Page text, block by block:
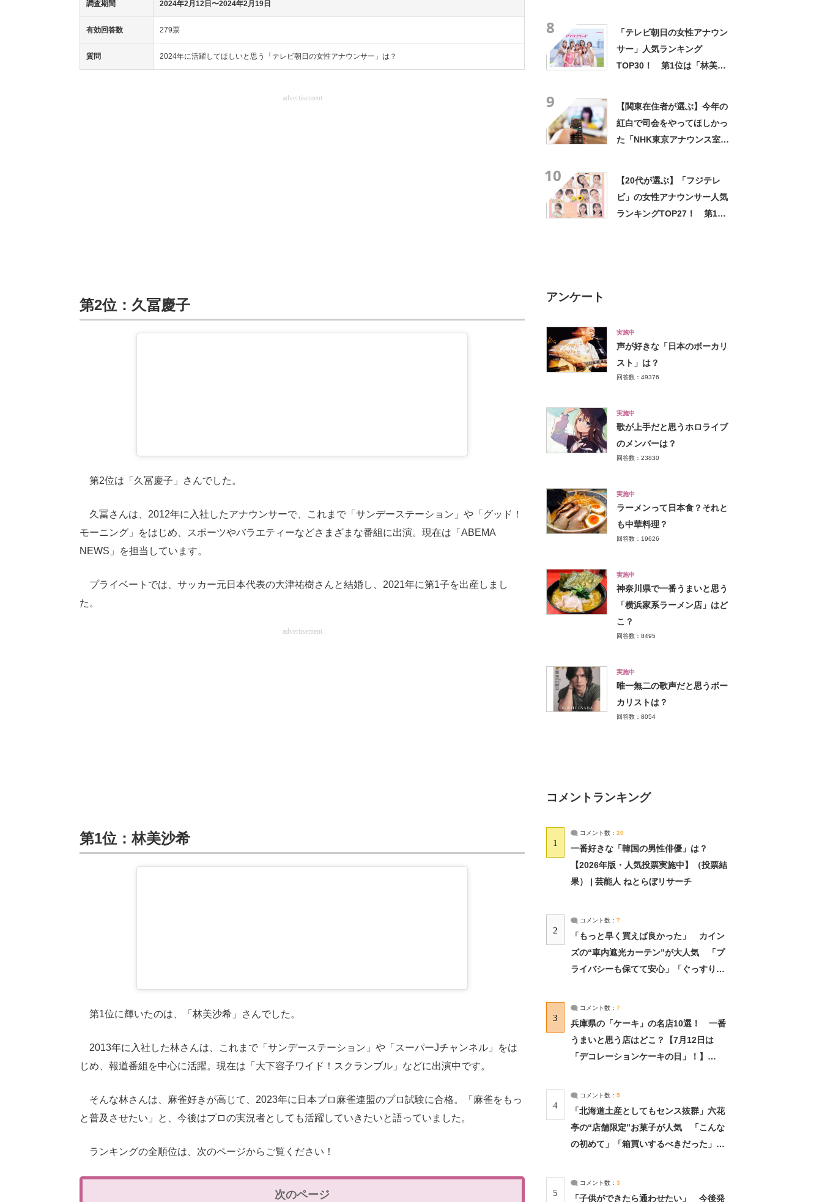
調査期間 2024年2月12日〜2024年2月19日
有効回答数 279票
質問 2024年に活躍してほしいと思う「テレビ朝日の女性アナウンサー」は？
advertisement
第2位：久冨慶子
第2位は「久冨慶子」さんでした。
久冨さんは、2012年に入社したアナウンサーで、これまで「サンデーステーション」や「グッド！
モーニング」をはじめ、スポーツやバラエティーなどさまざまな番組に出演。現在は「ABEMA
NEWS」を担当しています。
プライベートでは、サッカー元日本代表の大津祐樹さんと結婚し、2021年に第1子を出産しまし
た。
advertisement
第1位：林美沙希
第1位に輝いたのは、「林美沙希」さんでした。
2013年に入社した林さんは、これまで「サンデーステーション」や「スーパーJチャンネル」をは
じめ、報道番組を中心に活躍。現在は「大下容子ワイド！スクランブル」などに出演中です。
そんな林さんは、麻雀好きが高じて、2023年に日本プロ麻雀連盟のプロ試験に合格。「麻雀をもっ
と普及させたい」と、今後はプロの実況者としても活躍していきたいと語っていました。
ランキングの全順位は、次のページからご覧ください！
8
「テレビ朝日の女性アナウン
サー」人気ランキング
TOP30！ 第1位は「林美沙
9
【関東在住者が選ぶ】今年の
紅白で司会をやってほしかっ
た「NHK東京アナウンス室の
10
【20代が選ぶ】「フジテレ
ビ」の女性アナウンサー人気
ランキングTOP27！ 第1位
アンケート
実施中
声が好きな「日本のボーカリ
スト」は？
回答数：49376
実施中
歌が上手だと思うホロライブ
のメンバーは？
回答数：23830
実施中
ラーメンって日本食？それと
も中華料理？
回答数：19626
実施中
神奈川県で一番うまいと思う
「横浜家系ラーメン店」はど
こ？
回答数：8495
実施中
唯一無二の歌声だと思うボー
カリストは？
回答数：8054
コメントランキング
1
コメント数： 20
一番好きな「韓国の男性俳優」は？
【2026年版・人気投票実施中】（投票結
果） | 芸能人 ねとらぼリサーチ
2
コメント数： 7
「もっと早く買えば良かった」 カイン
ズの“車内遮光カーテン”が大人気 「プ
ライバシーも保てて安心」「ぐっすり眠
3
コメント数： 7
兵庫県の「ケーキ」の名店10選！ 一番
うまいと思う店はどこ？【7月12日は
「デコレーションケーキの日」！】
4
コメント数： 5
「北海道土産としてもセンス抜群」六花
亭の“店舗限定”お菓子が人気 「こんな
の初めて」「箱買いするべきだった」
5
コメント数： 3
「子供ができたら通わせたい」 今後発